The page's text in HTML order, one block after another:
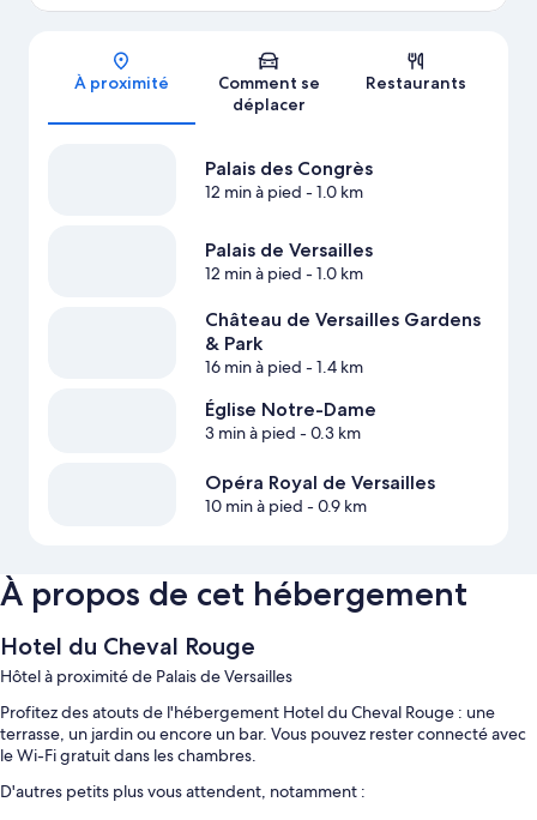
Carte
À proximité
Comment se
déplacer
Restaurants
Palais des Congrès
12 min à pied - 1.0 km
Palais de Versailles
12 min à pied - 1.0 km
Château de Versailles Gardens
& Park
16 min à pied - 1.4 km
Église Notre-Dame
3 min à pied - 0.3 km
Opéra Royal de Versailles
10 min à pied - 0.9 km
À propos de cet hébergement
Hotel du Cheval Rouge
Hôtel à proximité de Palais de Versailles
Profitez des atouts de l'hébergement Hotel du Cheval Rouge : une
terrasse, un jardin ou encore un bar. Vous pouvez rester connecté avec
le Wi-Fi gratuit dans les chambres.
D'autres petits plus vous attendent, notamment :